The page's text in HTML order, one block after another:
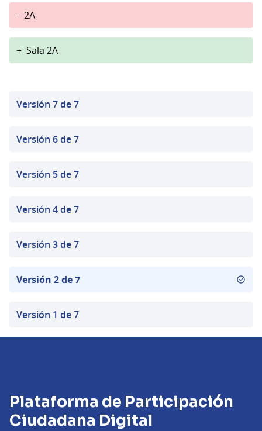
- 2A
+ Sala 2A
Versión 7 de 7
Versión 6 de 7
Versión 5 de 7
Versión 4 de 7
Versión 3 de 7
Versión 2 de 7
Versión 1 de 7
Plataforma de Participación
Ciudadana Digital